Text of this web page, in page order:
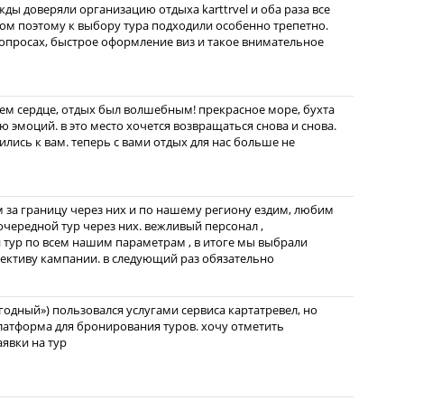
доверяли организацию отдыха karttrvel и оба раза все
поэтому к выбору тура подходили особенно трепетно.
быстрое оформление виз и такое внимательное
сердце, отдых был волшебным! прекрасное море, бухта
в это место хочется возвращаться снова и снова.
к вам. теперь с вами отдых для нас больше не
границу через них и по нашему региону ездим, любим
тур через них. вежливый персонал ,
по всем нашим параметрам , в итоге мы выбрали
кампании. в следующий раз обязательно
пользовался услугами сервиса картатревел, но
для бронирования туров. хочу отметить
на тур